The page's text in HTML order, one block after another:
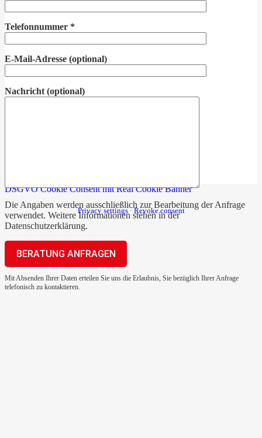
Telefonnummer *
E-Mail-Adresse (optional)
Nachricht (optional)
Die Angaben werden ausschließlich zur Bearbeitung der Anfrage
verwendet. Weitere Informationen stehen in der
Datenschutzerklärung.
Mit Absenden Ihrer Daten erteilen Sie uns die Erlaubnis, Sie bezüglich Ihrer Anfrage
telefonisch zu kontaktieren.
DSGVO Cookie Consent mit Real Cookie Banner
Privacy settings ·Revoke consent